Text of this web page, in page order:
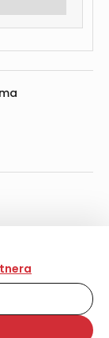
na
iskustvo,
sadržaje i
se kreirati